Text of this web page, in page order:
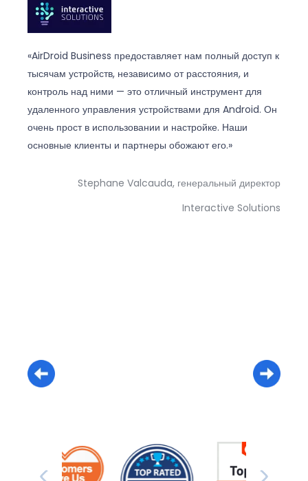
«AirDroid Business предоставляет нам полный доступ к
тысячам устройств, независимо от расстояния, и
контроль над ними — это отличный инструмент для
удаленного управления устройствами для Android. Он
очень прост в использовании и настройке. Наши
основные клиенты и партнеры обожают его.»
Stephane Valcauda, генеральный директор
Interactive Solutions